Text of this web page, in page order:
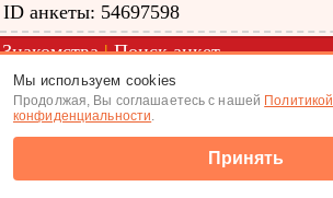
ID анкеты: 54697598
Знакомства|Поиск анкет
(c) Tabor.ru 2026
Мы используем cookies
Продолжая, Вы соглашаетесь с нашей Политикой
конфиденциальности.
Принять